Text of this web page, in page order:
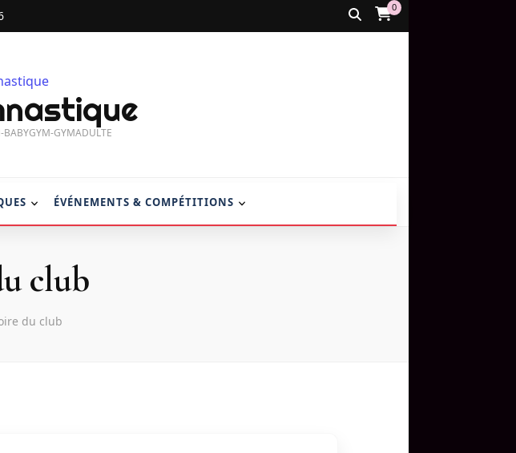
0
GYMADULTE
ÉVÉNEMENTS & COMPÉTITIONS
club
du club